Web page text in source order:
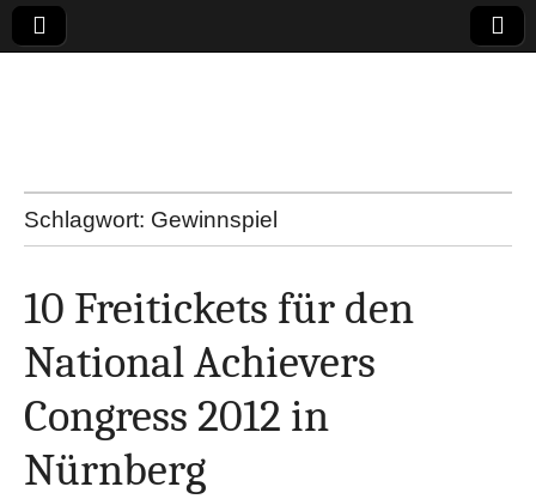
den Themen
Finanzen,
Marketing-, Vertrieb-
& Investment-Tipps
Schlagwort: Gewinnspiel
10 Freitickets für den
National Achievers
Congress 2012 in
Nürnberg